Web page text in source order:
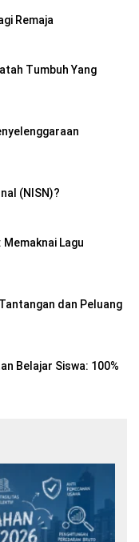
Remaja
Tumbuh Yang
(NISN)?
Lagu
dan Peluang
Belajar Siswa: 100%